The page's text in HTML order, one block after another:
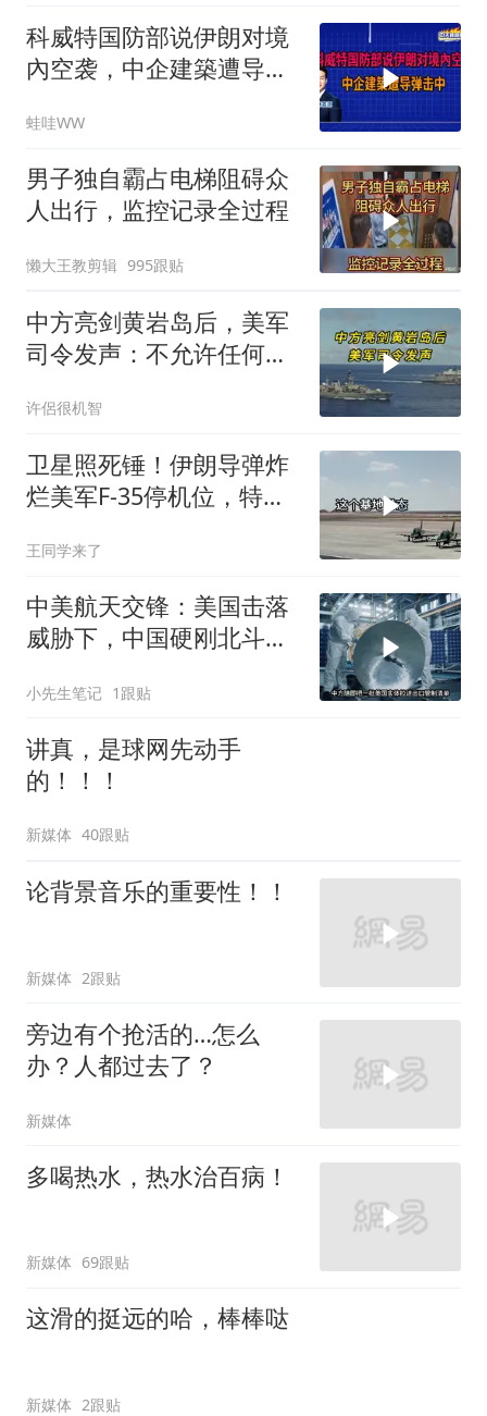
科威特国防部说伊朗对境
內空袭，中企建築遭导弹
延廷｜辣晚报20260806
蛙哇WW
男子独自霸占电梯阻碍众
人出行，监控记录全过程
懒大王教剪辑 995跟贴
中方亮剑黄岩岛后，美军
司令发声：不允许任何国
许侶很机智
卫星照死锤！伊朗导弹炸
烂美军F-35停机位，特朗
王同学来了
中美航天交锋：美国击落
威胁下，中国硬刚北斗升
小先生笔记 1跟贴
讲真，是球网先动手
的！！！
新媒体 40跟贴
论背景音乐的重要性！！
新媒体 2跟贴
旁边有个抢活的…怎么
办？人都过去了？
新媒体
多喝热水，热水治百病！
新媒体 69跟贴
这滑的挺远的哈，棒棒哒
新媒体 2跟贴